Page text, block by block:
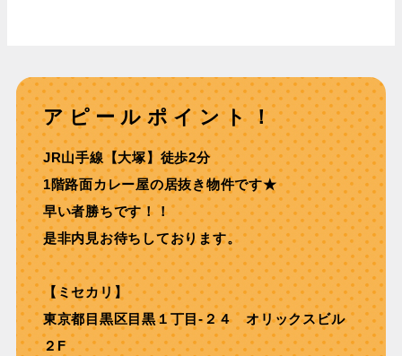
アピールポイント！
JR山手線【大塚】徒歩2分
1階路面カレー屋の居抜き物件です★
早い者勝ちです！！
是非内見お待ちしております。
【ミセカリ】
東京都目黒区目黒１丁目-２４ オリックスビル
２F